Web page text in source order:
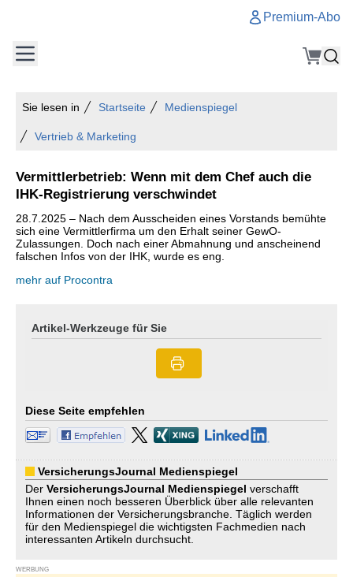
Premium-Abo
Sie lesen in Startseite Medienspiegel
Vertrieb & Marketing
Vermittlerbetrieb: Wenn mit dem Chef auch die
IHK-Registrierung verschwindet
28.7.2025 – Nach dem Ausscheiden eines Vorstands bemühte
sich eine Vermittlerfirma um den Erhalt seiner GewO-
Zulassungen. Doch nach einer Abmahnung und anscheinend
falschen Infos von der IHK, wurde es eng.
mehr auf Procontra
Artikel-Werkzeuge für Sie
Diese Seite empfehlen
VersicherungsJournal Medienspiegel
Der VersicherungsJournal Medienspiegel verschafft
Ihnen einen noch besseren Überblick über alle relevanten
Informationen der Versicherungsbranche. Täglich werden
für den Medienspiegel die wichtigsten Fachmedien nach
interessanten Artikeln durchsucht.
WERBUNG